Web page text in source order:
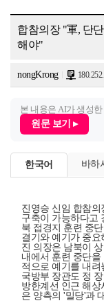
합참의장 "軍, 단
해야"
nongKrong
본 내용은 AI가 생성
원문 보기 ▸
한국어 바하
진영승 신임 합참
구축이 가능하다고
북 접경지 훈련 중
결기와 예기가 중
진 의장은 남북이
내에서 훈련 중단
적으로 예기를 내
국방부 장관도 정
방한계선 인근 해
은 양측의 '밀당'과